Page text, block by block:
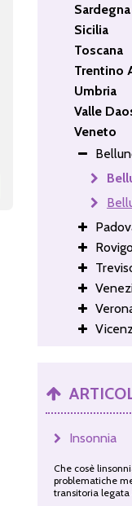
Sardegna
Sicilia
Toscana
Trentino
Umbria
Valle
Veneto
Rovigo
Insonnia
Che cosè
problematiche
transitoria legata